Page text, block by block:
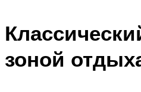
зоной